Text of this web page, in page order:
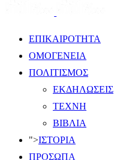
ΕΠΙΚΑΙΡΟΤΗΤΑ
ΟΜΟΓΕΝΕΙΑ
ΠΟΛΙΤΙΣΜΟΣ
ΕΚΔΗΛΩΣΕΙΣ
ΤΕΧΝΗ
ΒΙΒΛΙΑ
">ΙΣΤΟΡΙΑ
ΠΡΟΣΩΠΑ